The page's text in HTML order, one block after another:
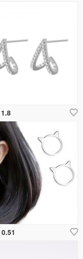
1.8
0.51